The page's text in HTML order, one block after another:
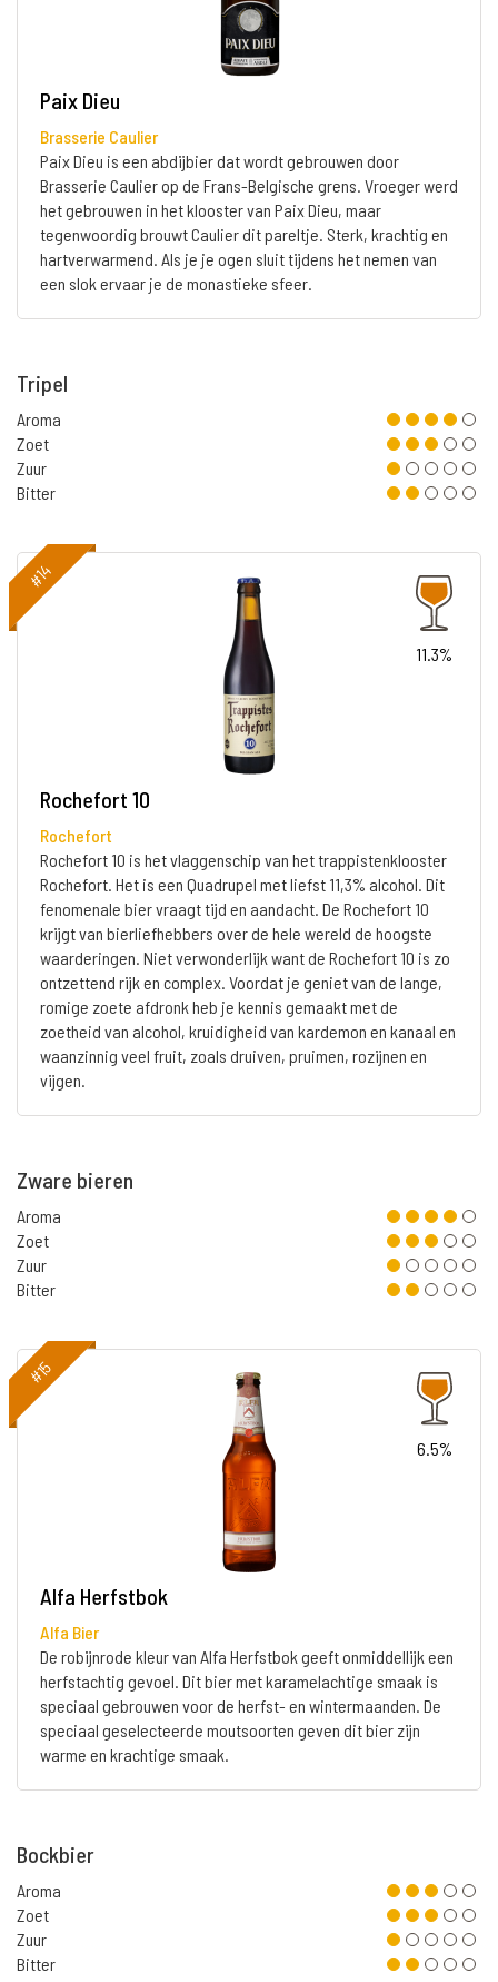
Paix Dieu
Brasserie Caulier
Paix Dieu is een abdijbier dat wordt gebrouwen door
Brasserie Caulier op de Frans-Belgische grens. Vroeger werd
het gebrouwen in het klooster van Paix Dieu, maar
tegenwoordig brouwt Caulier dit pareltje. Sterk, krachtig en
hartverwarmend. Als je je ogen sluit tijdens het nemen van
een slok ervaar je de monastieke sfeer.
Tripel
Aroma
Zoet
Zuur
Bitter
#14
11.3%
Rochefort 10
Rochefort
Rochefort 10 is het vlaggenschip van het trappistenklooster
Rochefort. Het is een Quadrupel met liefst 11,3% alcohol. Dit
fenomenale bier vraagt tijd en aandacht. De Rochefort 10
krijgt van bierliefhebbers over de hele wereld de hoogste
waarderingen. Niet verwonderlijk want de Rochefort 10 is zo
ontzettend rijk en complex. Voordat je geniet van de lange,
romige zoete afdronk heb je kennis gemaakt met de
zoetheid van alcohol, kruidigheid van kardemon en kanaal en
waanzinnig veel fruit, zoals druiven, pruimen, rozijnen en
vijgen.
Zware bieren
Aroma
Zoet
Zuur
Bitter
#15
6.5%
Alfa Herfstbok
Alfa Bier
De robijnrode kleur van Alfa Herfstbok geeft onmiddellijk een
herfstachtig gevoel. Dit bier met karamelachtige smaak is
speciaal gebrouwen voor de herfst- en wintermaanden. De
speciaal geselecteerde moutsoorten geven dit bier zijn
warme en krachtige smaak.
Bockbier
Aroma
Zoet
Zuur
Bitter